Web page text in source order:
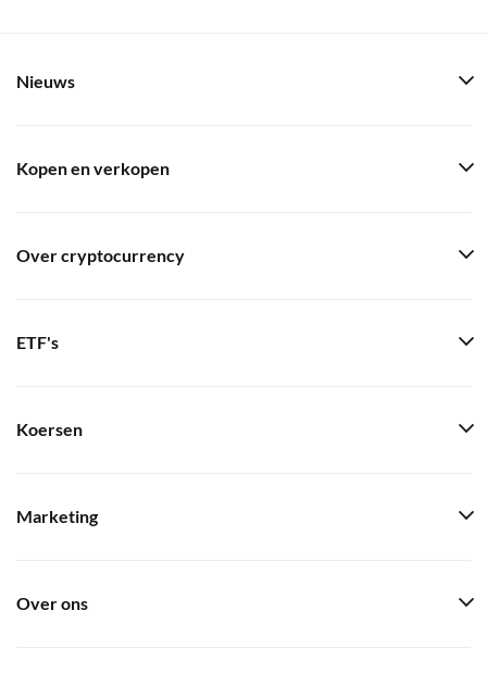
Nieuws
Kopen en verkopen
Over cryptocurrency
ETF's
Koersen
Marketing
Over ons